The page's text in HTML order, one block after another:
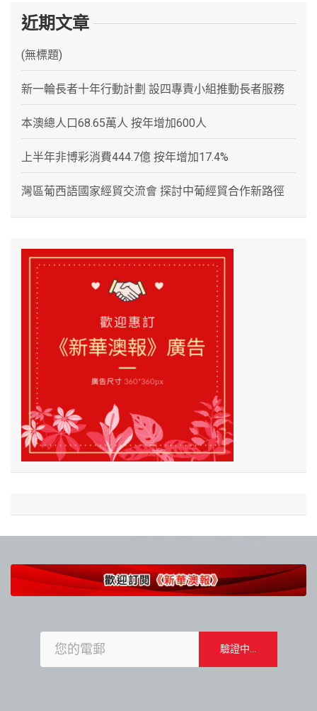
近期文章
(無標題)
新一輪長者十年行動計劃 設四專責小組推動長者服務
本澳總人口68.65萬人 按年增加600人
上半年非博彩消費444.7億 按年增加17.4%
灣區葡西語國家經貿交流會 探討中葡經貿合作新路徑